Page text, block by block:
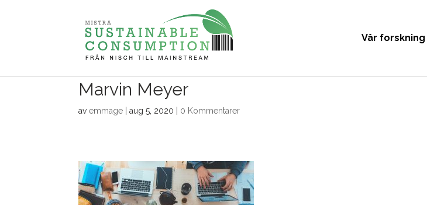
Vår forskning
Marvin Meyer
avemmage |aug 5, 2020 0 Kommentarer